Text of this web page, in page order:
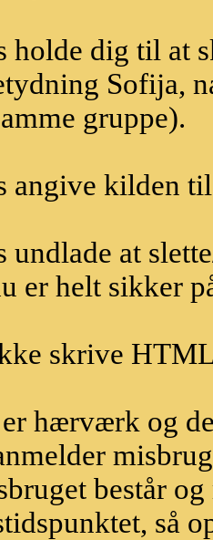
holde dig til at
Sofija,
gruppe).
angive kilden
undlade at
er helt sikker
skrive
hærværk og
består
så